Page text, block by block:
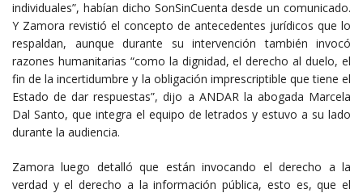
individuales”, habían dicho SonSinCuenta desde un comunicado.
Y Zamora revistió el concepto de antecedentes jurídicos que lo
respaldan, aunque durante su intervención también invocó
razones humanitarias “como la dignidad, el derecho al duelo, el
fin de la incertidumbre y la obligación imprescriptible que tiene el
Estado de dar respuestas”, dijo a ANDAR la abogada Marcela
Dal Santo, que integra el equipo de letrados y estuvo a su lado
durante la audiencia.
Zamora luego detalló que están invocando el derecho a la
verdad y el derecho a la información pública, esto es, que el